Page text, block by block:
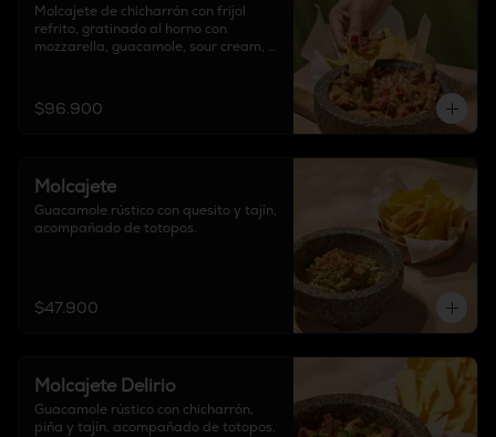
Molcajete de chicharrón con frijol
refrito, gratinado al horno con
mozzarella, guacamole, sour cream,
Elige tu proteína: Carne de Birria /
$96.900
Molcajete
Guacamole rústico con quesito y tajín,
acompañado de totopos.
$47.900
Molcajete Delirio
Guacamole rústico con chicharrón,
piña y tajín, acompañado de totopos.